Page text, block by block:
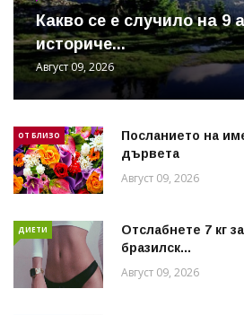
Какво се е случило на 9
историче...
Август 09, 2026
ОТ БЛИЗО
Посланието на
дървета
Август 09, 2026
ДИЕТИ
Отслабнете 7 кг
бразилск...
Август 09, 2026